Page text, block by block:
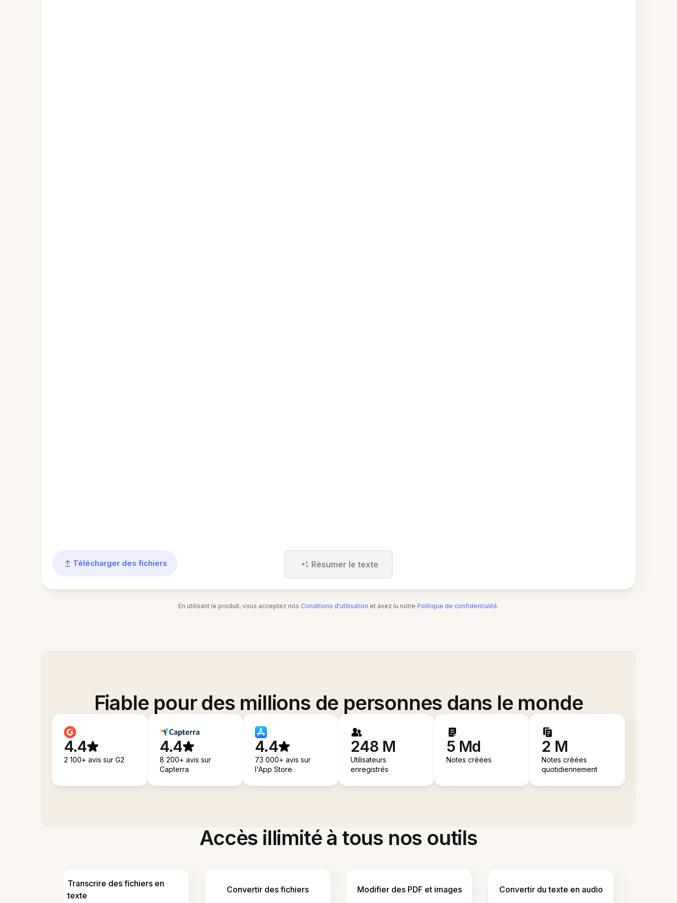
Télécharger des fichiers Résumer le texte
En utilisant le produit, vous acceptez nos Conditions d'utilisation et avez lu notre Politique de confidentialité.
Fiable pour des millions de personnes dans le monde
4.4
2 100+ avis sur G2
4.4
8 200+ avis sur
Capterra
4.4
73 000+ avis sur
l'App Store
248 M
Utilisateurs
enregistrés
5 Md
Notes créées
2 M
Notes créées
quotidiennement
Accès illimité à tous nos outils
Transcrire des fichiers en
texte
Convertir des fichiers Modifier des PDF et images Convertir du texte en audio